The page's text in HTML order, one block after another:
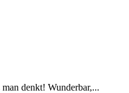
denkt! Wunderbar,...